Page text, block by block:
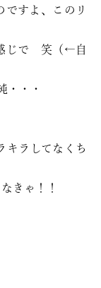
ですよ、このリ
じで 笑（←自
・・
キラしてなくち
きゃ！！